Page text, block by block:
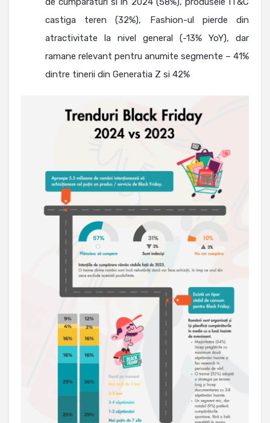
castiga teren (32%), Fashion-ul pierde din
atractivitate la nivel general (-13% YoY), dar
ramane relevant pentru anumite segmente – 41%
dintre tinerii din Generatia Z si 42%